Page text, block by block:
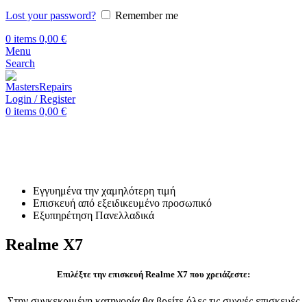
Lost your password?
Remember me
0 items 0,00 €
Menu
Search
Login / Register
0 items 0,00 €
Εγγυημένα την χαμηλότερη τιμή
Επισκευή από εξειδικευμένο προσωπικό
Εξυπηρέτηση Πανελλαδικά
Realme X7
Επιλέξτε την επισκευή Realme X7 που χρειάζεστε: